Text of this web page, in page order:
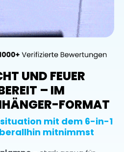
UND FEUER
– IM
FORMAT
mit dem 6-in-1
mitnimmst